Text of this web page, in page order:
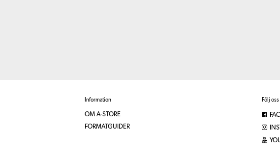
Information
OM A-STORE
FORMATGUIDER
Följ oss